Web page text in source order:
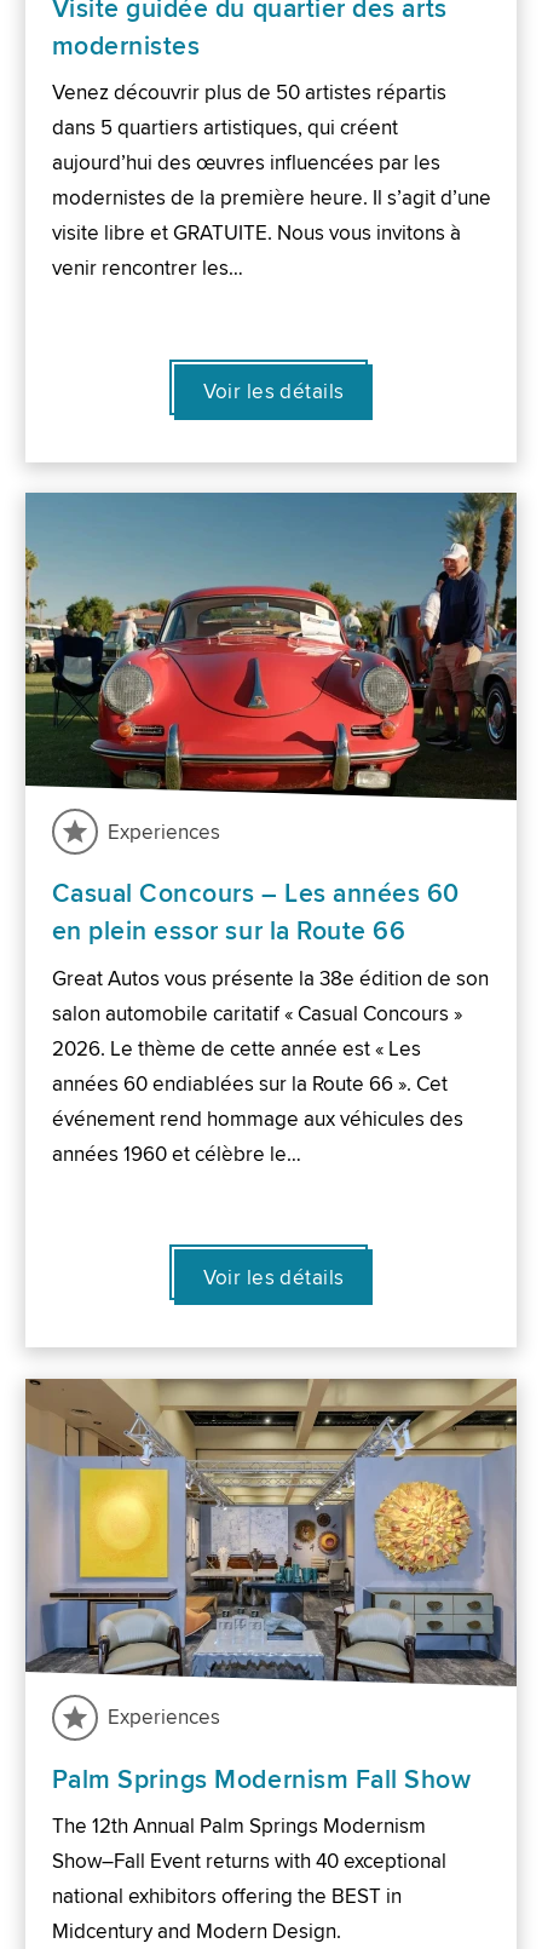
Visite guidée du quartier des arts
modernistes
Venez découvrir plus de 50 artistes répartis
dans 5 quartiers artistiques, qui créent
aujourd’hui des œuvres influencées par les
modernistes de la première heure. Il s’agit d’une
visite libre et GRATUITE. Nous vous invitons à
venir rencontrer les…
Voir les détails
Experiences
Casual Concours – Les années 60
en plein essor sur la Route 66
Great Autos vous présente la 38e édition de son
salon automobile caritatif « Casual Concours »
2026. Le thème de cette année est « Les
années 60 endiablées sur la Route 66 ». Cet
événement rend hommage aux véhicules des
années 1960 et célèbre le…
Voir les détails
Experiences
Palm Springs Modernism Fall Show
The 12th Annual Palm Springs Modernism
Show–Fall Event returns with 40 exceptional
national exhibitors offering the BEST in
Midcentury and Modern Design.